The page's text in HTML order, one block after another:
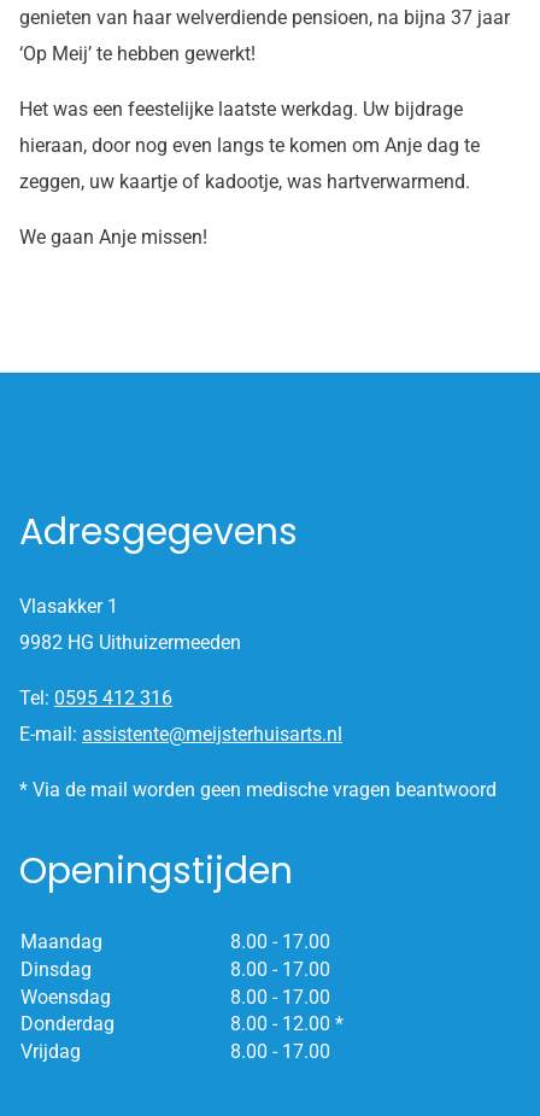
genieten van haar welverdiende pensioen, na bijna 37 jaar
‘Op Meij’ te hebben gewerkt!
Het was een feestelijke laatste werkdag. Uw bijdrage
hieraan, door nog even langs te komen om Anje dag te
zeggen, uw kaartje of kadootje, was hartverwarmend.
We gaan Anje missen!
Adresgegevens
Vlasakker 1
9982 HG Uithuizermeeden
Tel: 0595 412 316
E-mail: assistente@meijsterhuisarts.nl
* Via de mail worden geen medische vragen beantwoord
Openingstijden
Maandag
8.00 - 17.00
Dinsdag
8.00 - 17.00
Woensdag
8.00 - 17.00
Donderdag
8.00 - 12.00 *
Vrijdag
8.00 - 17.00